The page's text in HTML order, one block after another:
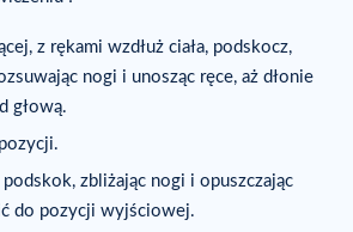
z rękami wzdłuż ciała, podskocz,
nogi i unosząc ręce, aż dłonie
głową.
zbliżając nogi i opuszczając
do pozycji wyjściowej.